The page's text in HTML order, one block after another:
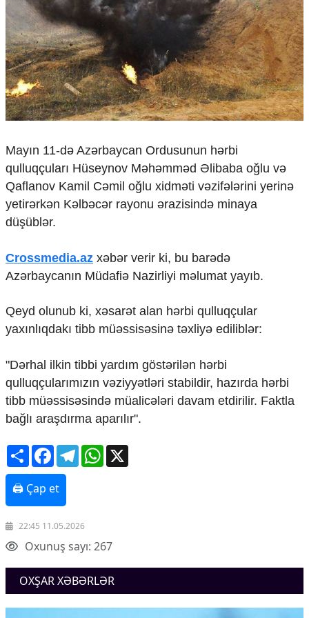
Çarpaz baxış
Təhlil
Siyasi
Geosiyasi
İqtisadi
Sosioloji
Araşdırma
Video
İnfoqrafika
Podcast
Humanitar
Elm və təhsil
Mədəniyyət
Diaspor
Yüksəliş hekayəsi
Mədəniyyətimizin Zəfəri
Zəfər Diasporu
Ailə və uşaq
Turizm
İqtisadiyyat
İqtisadi xəbərlər
Energetika
Neft-qaz
Əmək və sosial siyasət
Kənd təsərrüfatı
Hərbi sənaye
Telekommunikasiya və nəqliyyat
Crossmedia.az - 1 yaş
Mayın 11-də Azərbaycan Ordusunun hərbi
qulluqçuları Hüseynov Məhəmməd Əlibaba oğlu və
Qaflanov Kamil Cəmil oğlu xidməti vəzifələrini yerinə
yetirərkən Kəlbəcər rayonu ərazisində minaya
düşüblər.
Crossmedia.az xəbər verir ki, bu barədə
Azərbaycanın Müdafiə Nazirliyi məlumat yayıb.
Qeyd olunub ki, xəsarət alan hərbi qulluqçular
yaxınlıqdakı tibb müəssisəsinə təxliyə ediliblər:
"Dərhal ilkin tibbi yardım göstərilən hərbi
qulluqçularımızın vəziyyətləri stabildir, hazırda hərbi
tibb müəssisəsində müalicələri davam etdirilir. Faktla
bağlı araşdırma aparılır".
ShareFacebookTelegramWhatsApp
🖨 Çap et
22:45 11.05.2026
Oxunuş sayı: 267
OXŞAR XƏBƏRLƏR